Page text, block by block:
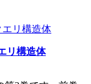
リ構造体